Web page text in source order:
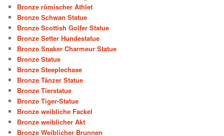
Bronze römischer Athlet
Bronze Schwan Statue
Bronze Scottish Golfer Statue
Bronze Setter Hundestatue
Bronze Snaker Charmeur Statue
Bronze Statue
Bronze Steeplechase
Bronze Tänzer Statue
Bronze Tierstatue
Bronze Tiger-Statue
Bronze weibliche Fackel
Bronze weiblicher Akt
Bronze Weiblicher Brunnen